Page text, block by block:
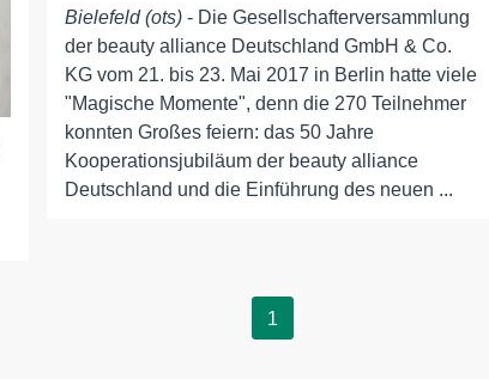
Bielefeld (ots)- Die Gesellschafterversammlung
der beauty alliance Deutschland GmbH & Co.
KG vom 21. bis 23. Mai 2017 in Berlin hatte viele
"Magische Momente", denn die 270 Teilnehmer
konnten Großes feiern: das 50 Jahre
Kooperationsjubiläum der beauty alliance
Deutschland und die Einführung des neuen ...
1